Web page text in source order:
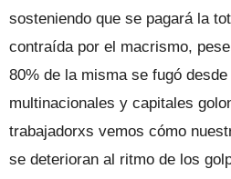
sosteniendo que se pagará la
contraída por el macrismo,
80% de la misma se fugó
multinacionales y capitales
trabajadorxs vemos cómo
se deterioran al ritmo de los